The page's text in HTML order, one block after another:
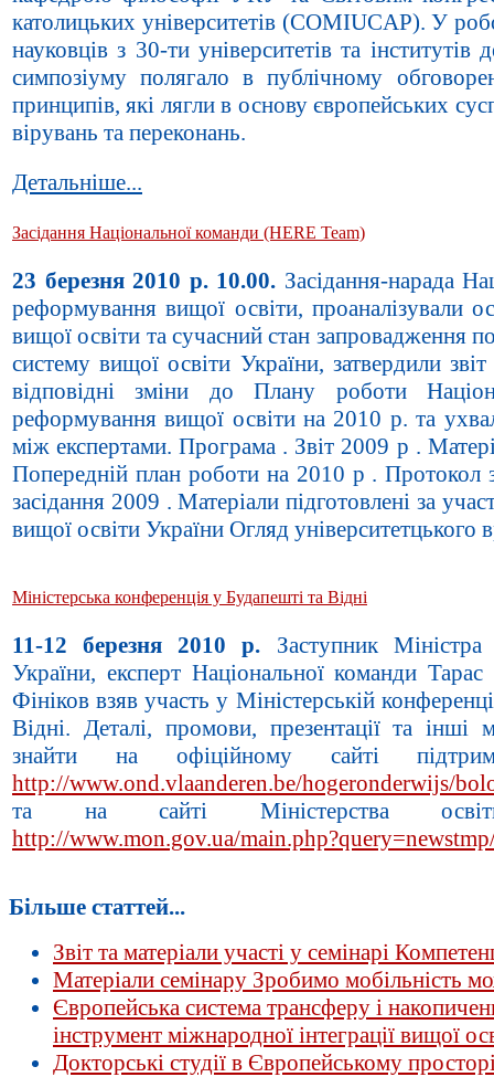
католицьких університетів (COMIUCAP). У
науковців з 30-ти університетів та
симпозіуму полягало в публічному
принципів, які лягли в основу європейських
вірувань та переконань.
Детальніше...
Засідання Національної команди (HERE Team)
23 березня 2010 р. 10.00. Засідання-нарада
реформування вищої освіти, проаналізували
вищої освіти та сучасний стан запровадження
систему вищої освіти України, затвердили
відповідні зміни до Плану роботи
реформування вищої освіти на 2010 р. та
між експертами. Програма . Звіт 2009 р .
Попередній план роботи на 2010 р . Протокол
засідання 2009 . Матеріали підготовлені за
вищої освіти України Огляд університетцького
Міністерська конференція у Будапешті та Відні
11-12 березня 2010 р. Заступник
України, експерт Національної команди
Фініков взяв участь у Міністерській
Відні. Деталі, промови, презентації та інші
знайти на офіційному сайті
http://www.ond.vlaanderen.be/hogeronderwijs/
та на сайті Міністерства
http://www.mon.gov.ua/
Більше статтей...
Звіт та матеріали участі у семінарі
Матеріали семінару Зробимо мобільність
Європейська система трансферу і
інструмент міжнародної інтеграції вищої
Докторські студії в Європейському